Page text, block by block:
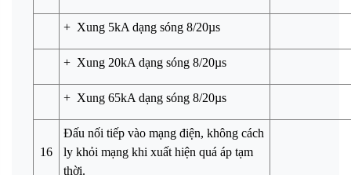
+ Xung 5kA dạng sóng 8/20µs
+ Xung 20kA dạng sóng 8/20µs
+ Xung 65kA dạng sóng 8/20µs
16
Đấu nối tiếp vào mạng điện, không cách
ly khỏi mạng khi xuất hiện quá áp tạm
thời.